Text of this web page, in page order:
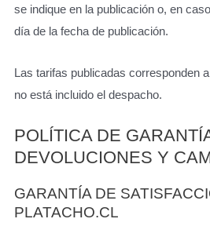
se indique en la publicación o, en
día de la fecha de publicación.
Las tarifas publicadas corresponden
no está incluido el despacho.
POLÍTICA DE
DEVOLUCIONES Y
GARANTÍA DE
PLATACHO.CL